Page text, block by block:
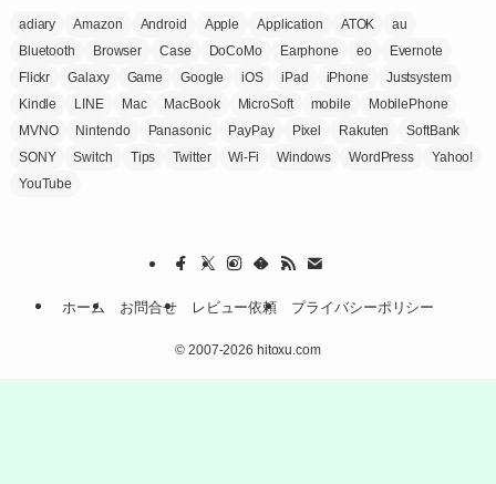
adiary Amazon Android Apple Application ATOK
au
Bluetooth
Browser Case DoCoMo Earphone eo
Evernote
Flickr
Galaxy Game Google iOS iPad iPhone
Justsystem
Kindle
LINE Mac MacBook MicroSoft mobile
MobilePhone
MVNO
Nintendo Panasonic PayPay Pixel Rakuten
SoftBank
SONY
Switch Tips Twitter Wi-Fi Windows WordPress
Yahoo!
YouTube
ホーム お問合せ レビュー依頼 プライバシーポリシー
© 2007-2026 hitoxu.com